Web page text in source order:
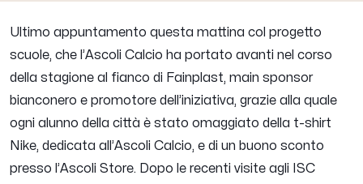
Ultimo appuntamento questa mattina col progetto
scuole, che l’Ascoli Calcio ha portato avanti nel corso
della stagione al fianco di Fainplast, main sponsor
bianconero e promotore dell’iniziativa, grazie alla quale
ogni alunno della città è stato omaggiato della t-shirt
Nike, dedicata all’Ascoli Calcio, e di un buono sconto
presso l’Ascoli Store. Dopo le recenti visite agli ISC